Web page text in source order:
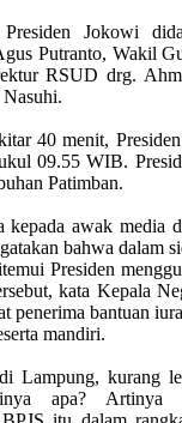
Presiden Jokowi
Putranto, Wakil
RSUD drg.
40 menit,
09.55 WIB.
Patimban.
kepada awak media
bahwa dalam
Presiden
kata Kepala
penerima bantuan
mandiri.
Lampung, kurang
apa? Artinya